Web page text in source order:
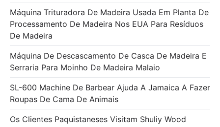
Máquina Trituradora De Madeira Usada Em Planta De
Processamento De Madeira Nos EUA Para Resíduos
De Madeira
Máquina De Descascamento De Casca De Madeira E
Serraria Para Moinho De Madeira Malaio
SL-600 Machine De Barbear Ajuda A Jamaica A Fazer
Roupas De Cama De Animais
Os Clientes Paquistaneses Visitam Shuliy Wood